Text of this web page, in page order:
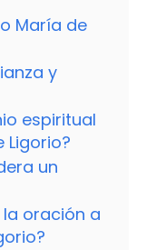
María de
y
espiritual
Ligorio?
un
oración a